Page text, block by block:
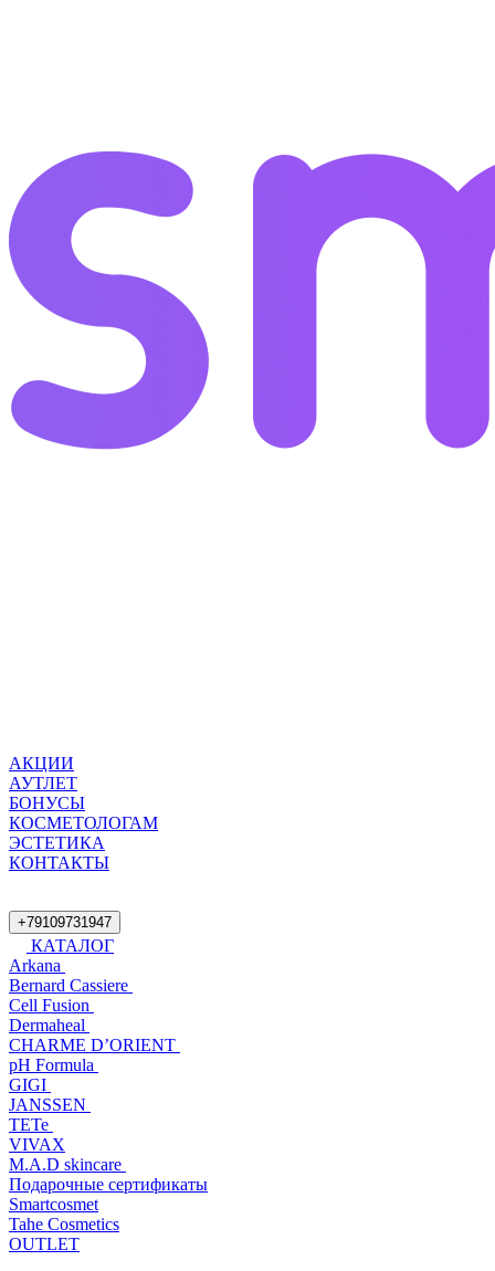
АКЦИИ
АУТЛЕТ
БОНУСЫ
КОСМЕТОЛОГАМ
ЭСТЕТИКА
КОНТАКТЫ
+79109731947
КАТАЛОГ
Arkana
Bernard Cassiere
Cell Fusion
Dermaheal
CHARME D’ORIENT
pH Formula
GIGI
JANSSEN
TETe
VIVAX
M.A.D skincare
Подарочные сертификаты
Smartcosmet
Tahe Cosmetics
OUTLET